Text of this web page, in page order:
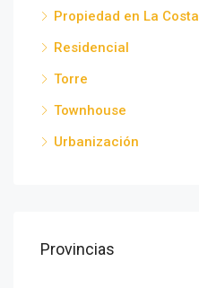
Propiedad en La Costa
Residencial
Torre
Townhouse
Urbanización
Provincias